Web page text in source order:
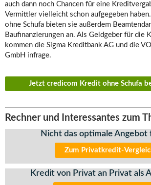
auch dann noch Chancen für eine
Vermittler vielleicht schon aufgegeben
ohne Schufa bieten sie außerdem
Baufinanzierungen an. Als Geldgeber für die
kommen die Sigma Kreditbank AG und die
GmbH infrage.
Jetzt credicom Kredit ohne Schufa
Rechner und Interessantes zum
Nicht das optimale Angebot
Zum Privatkredit-
Kredit von Privat an Privat als